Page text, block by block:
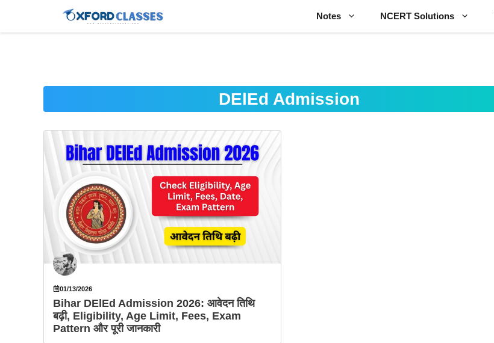
Notes NCERT Solutions
DElEd Admission
01/13/2026
Bihar DElEd Admission 2026: आवेदन तिथि
बढ़ी, Eligibility, Age Limit, Fees, Exam
Pattern और पूरी जानकारी